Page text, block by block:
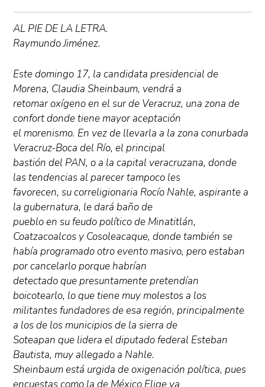
AL PIE DE LA LETRA.
Raymundo Jiménez.
Este domingo 17, la candidata presidencial de
Morena, Claudia Sheinbaum, vendrá a
retomar oxígeno en el sur de Veracruz, una zona de
confort donde tiene mayor aceptación
el morenismo. En vez de llevarla a la zona conurbada
Veracruz-Boca del Río, el principal
bastión del PAN, o a la capital veracruzana, donde
las tendencias al parecer tampoco les
favorecen, su correligionaria Rocío Nahle, aspirante a
la gubernatura, le dará baño de
pueblo en su feudo político de Minatitlán,
Coatzacoalcos y Cosoleacaque, donde también se
había programado otro evento masivo, pero estaban
por cancelarlo porque habrían
detectado que presuntamente pretendían
boicotearlo, lo que tiene muy molestos a los
militantes fundadores de esa región, principalmente
a los de los municipios de la sierra de
Soteapan que lidera el diputado federal Esteban
Bautista, muy allegado a Nahle.
Sheinbaum está urgida de oxigenación política, pues